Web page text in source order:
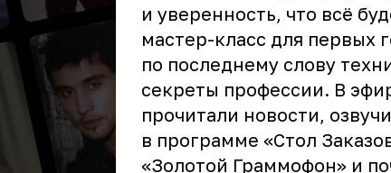
и уверенность, что всё
мастер-класс для первых
по последнему слову
секреты профессии. В
прочитали новости,
в программе «Стол
«Золотой Граммофон» и